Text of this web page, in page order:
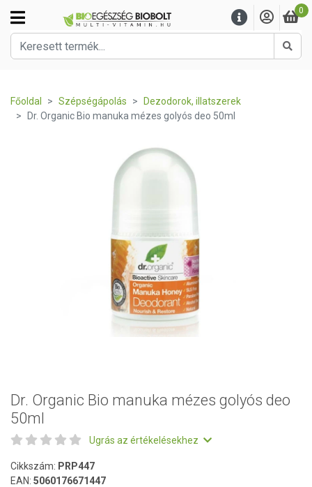
0
Főoldal Szépségápolás
Dezodorok, illatszerek
Dr. Organic Bio manuka mézes golyós deo 50ml
Dr. Organic Bio manuka mézes golyós deo
50ml
Ugrás az értékelésekhez
Cikkszám: PRP447
EAN: 5060176671447